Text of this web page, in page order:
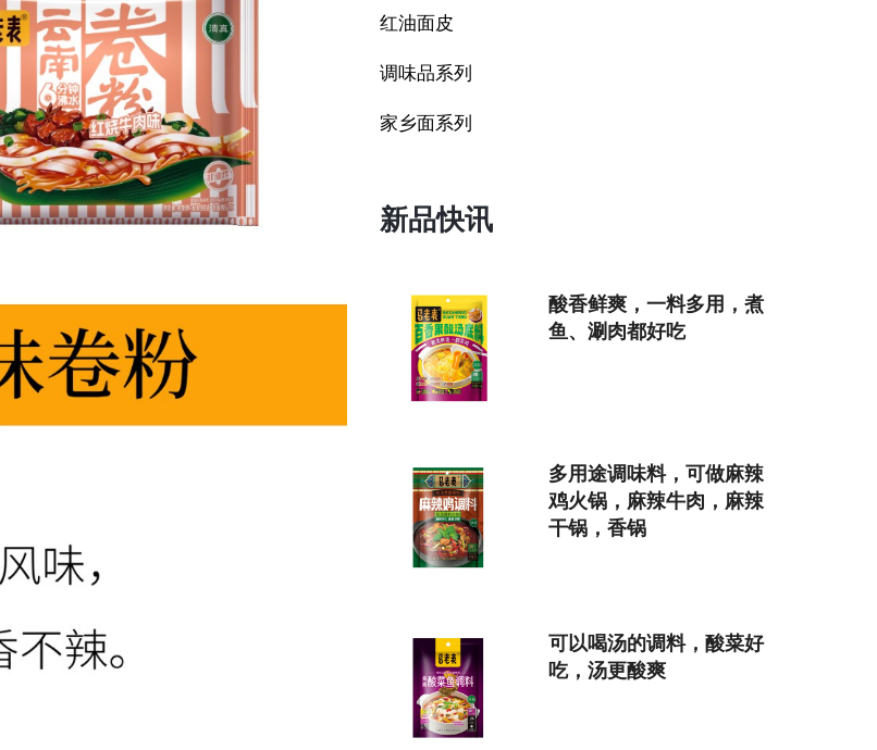
红油面皮
调味品系列
家乡面系列
新品快讯
酸香鲜爽，一料多用，煮
鱼、涮肉都好吃
多用途调味料，可做麻辣
鸡火锅，麻辣牛肉，麻辣
干锅，香锅
可以喝汤的调料，酸菜好
吃，汤更酸爽